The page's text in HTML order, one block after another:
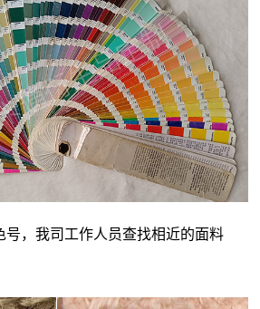
号，我司工作人员查找相近的面料